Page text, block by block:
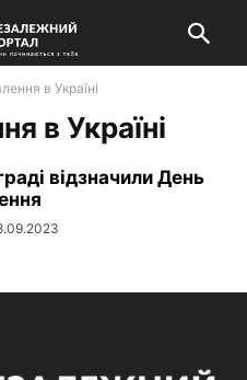
в Україні
в Україні
відзначили День